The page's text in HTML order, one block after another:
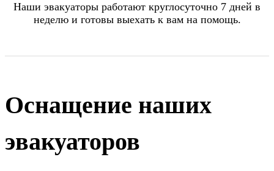
Наши эвакуаторы работают круглосуточно 7 дней в
неделю и готовы выехать к вам на помощь.
Оснащение наших
эвакуаторов